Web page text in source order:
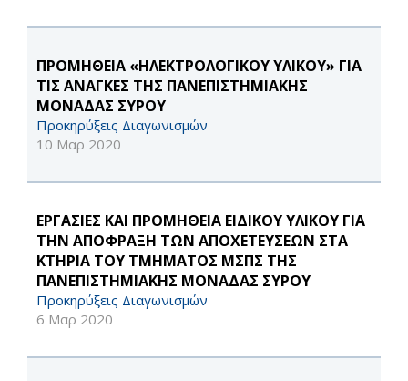
ΠΡΟΜΗΘΕΙΑ «ΗΛΕΚΤΡΟΛΟΓΙΚΟΥ ΥΛΙΚΟΥ» ΓΙΑ
ΤΙΣ ΑΝΑΓΚΕΣ ΤΗΣ ΠΑΝΕΠΙΣΤΗΜΙΑΚΗΣ
ΜΟΝΑΔΑΣ ΣΥΡΟΥ
Προκηρύξεις Διαγωνισμών
10 Μαρ 2020
ΕΡΓΑΣΙΕΣ ΚΑΙ ΠΡΟΜΗΘΕΙΑ ΕΙΔΙΚΟΥ ΥΛΙΚΟΥ ΓΙΑ
ΤΗΝ ΑΠΟΦΡΑΞΗ ΤΩΝ ΑΠΟΧΕΤΕΥΣΕΩΝ ΣΤΑ
ΚΤΗΡΙΑ ΤΟΥ ΤΜΗΜΑΤΟΣ ΜΣΠΣ ΤΗΣ
ΠΑΝΕΠΙΣΤΗΜΙΑΚΗΣ ΜΟΝΑΔΑΣ ΣΥΡΟΥ
Προκηρύξεις Διαγωνισμών
6 Μαρ 2020